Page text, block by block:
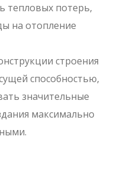
тепловых потерь,
на отопление
строения
способностью,
значительные
максимально